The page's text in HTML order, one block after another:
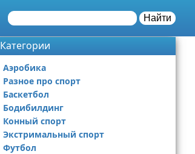
Найти
Категории
Аэробика
Разное про спорт
Баскетбол
Бодибилдинг
Конный спорт
Экстримальный спорт
Футбол